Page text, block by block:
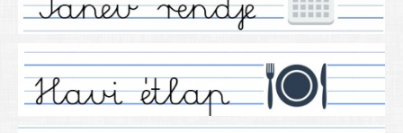
Tanéveink
Régebbi tanéveink
2021/2022 tanév